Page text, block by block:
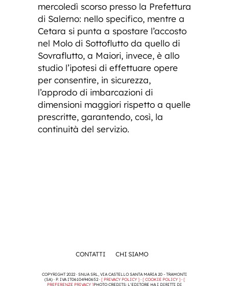
mercoledì scorso presso la Prefettura
di Salerno: nello specifico, mentre a
Cetara si punta a spostare l’accosto
nel Molo di Sottoflutto da quello di
Sovraflutto, a Maiori, invece, è allo
studio l’ipotesi di effettuare opere
per consentire, in sicurezza,
l’approdo di imbarcazioni di
dimensioni maggiori rispetto a quelle
prescritte, garantendo, così, la
continuità del servizio.
CONTATTI CHI SIAMO
COPYRIGHT 2022 · SNUA SRL, VIA CASTELLO SANTA MARIA 20 - TRAMONTI
(SA) · P. IVA IT06104940652 · [ PRIVACY POLICY ]· [ COOKIE POLICY ]· [
PREFERENZE PRIVACY ]PHOTO CREDITS: L'EDITORE HA I DIRITTI DI